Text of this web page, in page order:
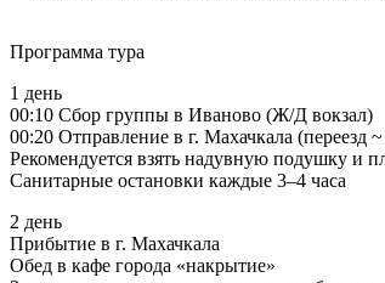
Программа тура
1 день
00:10 Сбор группы в Иваново (Ж/Д вокзал)
00:20 Отправление в г. Махачкала (переезд
Рекомендуется взять надувную подушку и
Санитарные остановки каждые 3–4 часа
2 день
Прибытие в г. Махачкала
Обед в кафе города «накрытие»